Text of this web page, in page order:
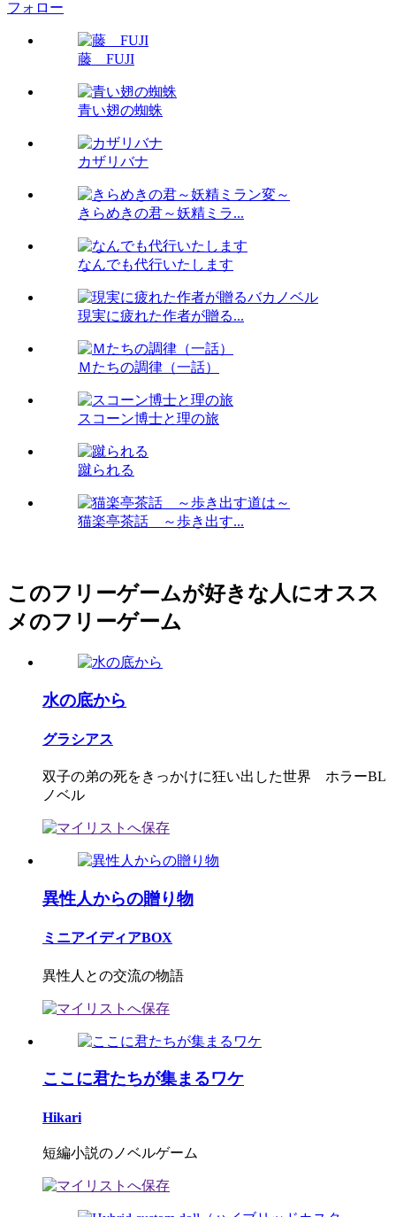
フォロー
藤 FUJI
青い翅の蜘蛛
カザリバナ
きらめきの君～妖精ミラ...
なんでも代行いたします
現実に疲れた作者が贈る...
Ｍたちの調律（一話）
スコーン博士と理の旅
蹴られる
猫楽亭茶話 ～歩き出す...
このフリーゲームが好きな人にオスス
メのフリーゲーム
水の底から
グラシアス
双子の弟の死をきっかけに狂い出した世界 ホラーBL
ノベル
異性人からの贈り物
ミニアイディアBOX
異性人との交流の物語
ここに君たちが集まるワケ
Hikari
短編小説のノベルゲーム